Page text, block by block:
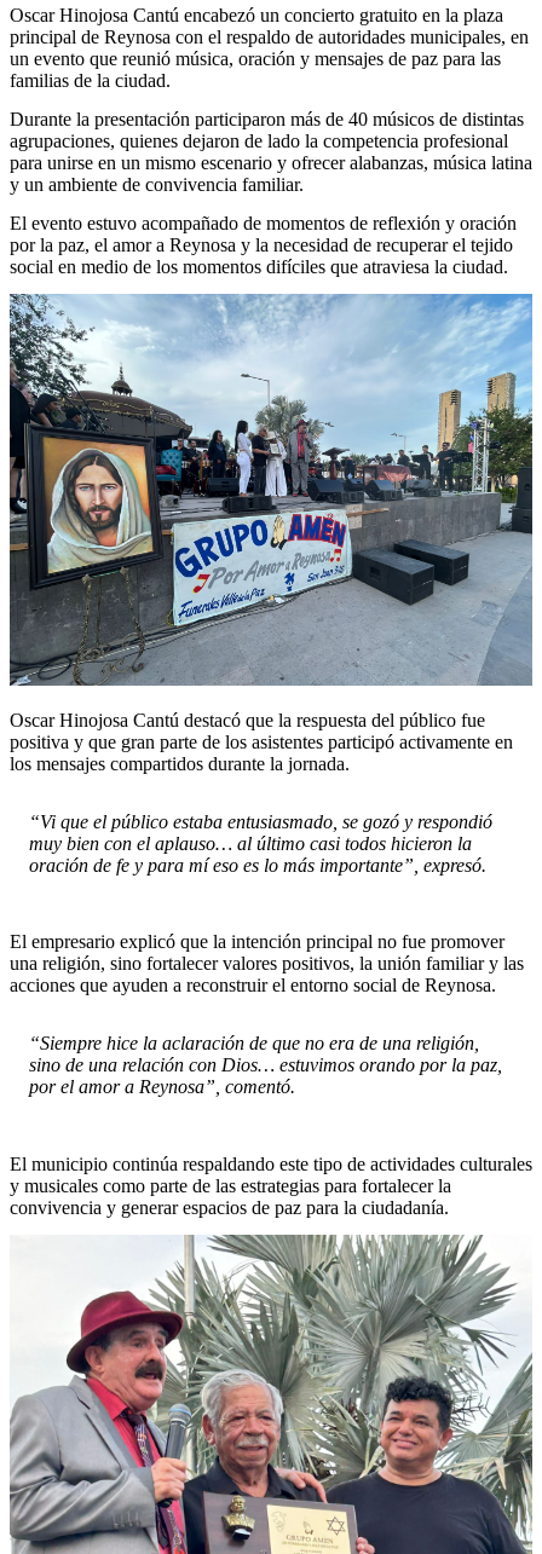
Oscar Hinojosa Cantú encabezó un concierto gratuito en la plaza
principal de Reynosa con el respaldo de autoridades municipales, en
un evento que reunió música, oración y mensajes de paz para las
familias de la ciudad.
Durante la presentación participaron más de 40 músicos de distintas
agrupaciones, quienes dejaron de lado la competencia profesional
para unirse en un mismo escenario y ofrecer alabanzas, música latina
y un ambiente de convivencia familiar.
El evento estuvo acompañado de momentos de reflexión y oración
por la paz, el amor a Reynosa y la necesidad de recuperar el tejido
social en medio de los momentos difíciles que atraviesa la ciudad.
Oscar Hinojosa Cantú destacó que la respuesta del público fue
positiva y que gran parte de los asistentes participó activamente en
los mensajes compartidos durante la jornada.
“Vi que el público estaba entusiasmado, se gozó y respondió
muy bien con el aplauso… al último casi todos hicieron la
oración de fe y para mí eso es lo más importante”, expresó.
El empresario explicó que la intención principal no fue promover
una religión, sino fortalecer valores positivos, la unión familiar y las
acciones que ayuden a reconstruir el entorno social de Reynosa.
“Siempre hice la aclaración de que no era de una religión,
sino de una relación con Dios… estuvimos orando por la paz,
por el amor a Reynosa”, comentó.
El municipio continúa respaldando este tipo de actividades culturales
y musicales como parte de las estrategias para fortalecer la
convivencia y generar espacios de paz para la ciudadanía.